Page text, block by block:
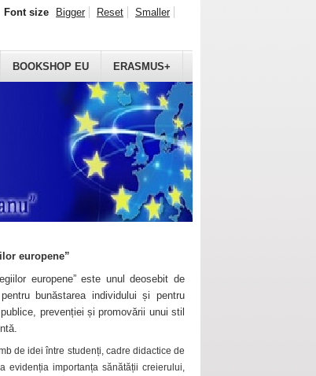
BOOKSHOP EU ERASMUS+
Font size Bigger Reset Smaller
europene”
europene” este unul deosebit de
bunăstarea individului și pentru
prevenției și promovării unui stil
de idei între studenți, cadre didactice de
evidenția importanța sănătății creierului,